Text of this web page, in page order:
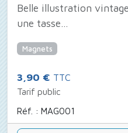
Belle illustration
une tasse...
Magnets
3,90 € TTC
Tarif public
Réf. : MAG001